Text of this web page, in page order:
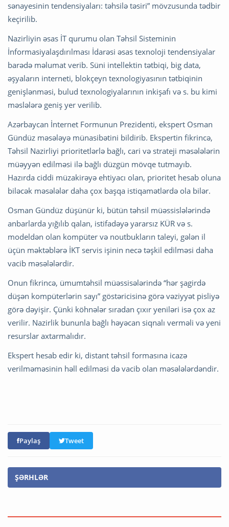
sənayesinin tendensiyaları: təhsilə təsiri” mövzusunda tədbir
keçirilib.
Nazirliyin əsas İT qurumu olan Təhsil Sisteminin
İnformasiyalaşdırılması İdarəsi əsas texnoloji tendensiyalar
barədə məlumat verib. Süni intellektin tətbiqi, big data,
əşyaların interneti, blokçeyn texnologiyasının tətbiqinin
genişlənməsi, bulud texnologiyalarının inkişafı və s. bu kimi
məslələrə geniş yer verilib.
Azərbaycan İnternet Formunun Prezidenti, ekspert Osman
Gündüz məsələyə münasibətini bildirib. Ekspertin fikrincə,
Təhsil Nazirliyi prioritetlərlə bağlı, cari və strateji məsələlərin
müəyyən edilməsi ilə bağlı düzgün mövqe tutmayıb.
Hazırda ciddi müzakirəyə ehtiyacı olan, prioritet hesab oluna
biləcək məsələlər daha çox başqa istiqamətlərdə ola bilər.
Osman Gündüz düşünür ki, bütün təhsil müəssislələrində
anbarlarda yığılıb qalan, istifadəyə yararsız KÜR və s.
modeldən olan kompüter və noutbukların taleyi, gələn il
üçün məktəblərə İKT servis işinin necə təşkil edilməsi daha
vacib məsələlərdir.
Onun fikrincə, ümumtəhsil müəssisələrində “hər şagirdə
düşən kompüterlərin sayı” göstəricisinə görə vəziyyət pisliyə
görə dəyişir. Çünki köhnələr sıradan çıxır yeniləri isə çox az
verilir. Nazirlik bununla bağlı həyəcan siqnalı verməli və yeni
resurslar axtarmalıdır.
Ekspert hesab edir ki, distant təhsil formasına icazə
verilməməsinin həll edilməsi də vacib olan məsələlərdəndir.
Paylaş Tweet
ŞƏRHLƏR